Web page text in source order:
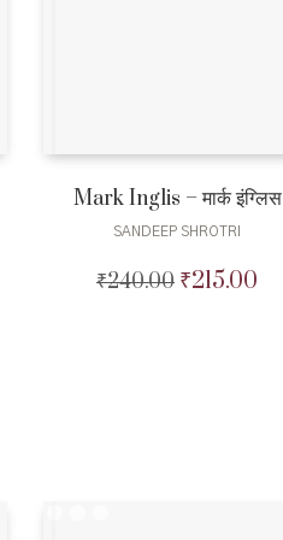
Mark Inglis – मार्क इंग्लिस
SANDEEP SHROTRI
₹240.00 Original
₹215.00